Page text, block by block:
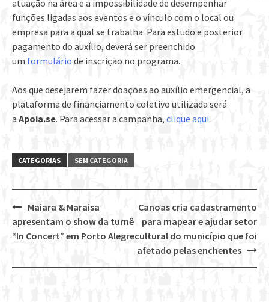
atuação na área e a impossibilidade de desempenhar
funções ligadas aos eventos e o vínculo com o local ou
empresa para a qual se trabalha. Para estudo e posterior
pagamento do auxílio, deverá ser preenchido
um formulário de inscrição no programa.
Aos que desejarem fazer doações ao auxílio emergencial, a
plataforma de financiamento coletivo utilizada será
a Apoia.se. Para acessar a campanha, clique aqui.
CATEGORIAS SEM CATEGORIA
Post
navigation
Canoas cria cadastramento
para mapear e ajudar setor
cultural do município que foi
afetado pelas enchentes
Maiara & Maraisa
apresentam o show da turnê
“In Concert” em Porto Alegre